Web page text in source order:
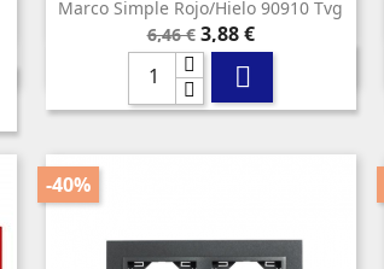
Marco Simple Rojo/hielo 90910 Tvg
Precio
base
6,46 € Precio
3,88 €

 Vista rápida
-40%